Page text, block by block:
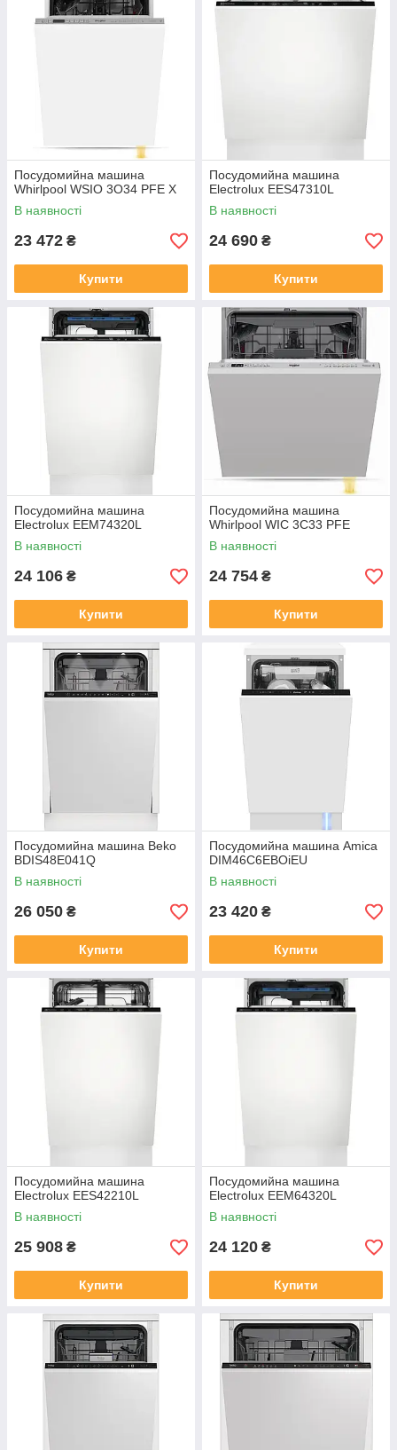
Посудомийна машина
Whirlpool WSIO 3O34 PFE X
В наявності
23 472 ₴
Купити
Посудомийна машина
Electrolux EES47310L
В наявності
24 690 ₴
Купити
Посудомийна машина
Electrolux EEM74320L
В наявності
24 106 ₴
Купити
Посудомийна машина
Whirlpool WIC 3C33 PFE
В наявності
24 754 ₴
Купити
Посудомийна машина Beko
BDIS48E041Q
В наявності
26 050 ₴
Купити
Посудомийна машина Amica
DIM46C6EBOiEU
В наявності
23 420 ₴
Купити
Посудомийна машина
Electrolux EES42210L
В наявності
25 908 ₴
Купити
Посудомийна машина
Electrolux EEM64320L
В наявності
24 120 ₴
Купити